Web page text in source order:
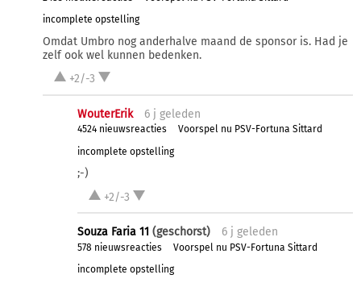
incomplete opstelling
Omdat Umbro nog anderhalve maand de sponsor is. Had je
zelf ook wel kunnen bedenken.
+2/-3
WouterErik 6 j geleden
4524 nieuwsreacties
Voorspel nu PSV-Fortuna Sittard
incomplete opstelling
;-)
+2/-3
Souza Faria 11 (geschorst) 6 j geleden
578 nieuwsreacties
Voorspel nu PSV-Fortuna Sittard
incomplete opstelling